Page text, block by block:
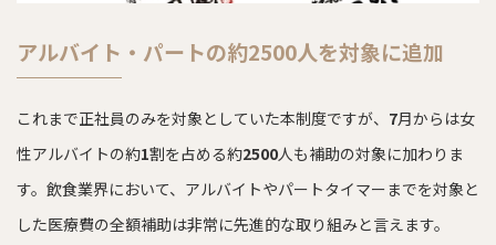
アルバイト・パートの約2500人を対象に追加
これまで正社員のみを対象としていた本制度ですが、 7月からは女
性アルバイトの約1割を占める約2500人も補助の対象に加わりま
す。飲食業界において、アルバイトやパートタイマーまでを対象と
した医療費の全額補助は非常に先進的な取り組みと言えます。